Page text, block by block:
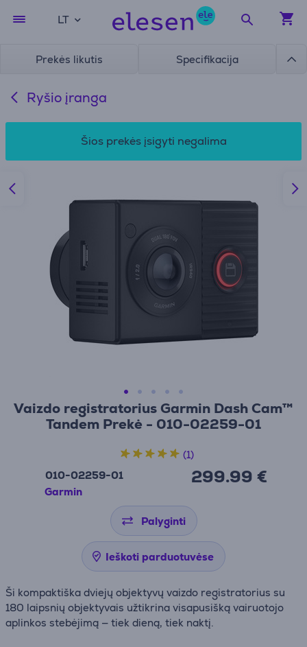
LT
Prekės likutis Specifikacija
Ryšio įranga
Šios prekės įsigyti negalima
Vaizdo registratorius Garmin Dash Cam™
Tandem Prekė - 010-02259-01
010-02259-01
Garmin
299.99 €
(1)
Palyginti
Ieškoti parduotuvėse
Ši kompaktiška dviejų objektyvų vaizdo registratorius su
180 laipsnių objektyvais užtikrina visapusišką vairuotojo
aplinkos stebėjimą — tiek dieną, tiek naktį.